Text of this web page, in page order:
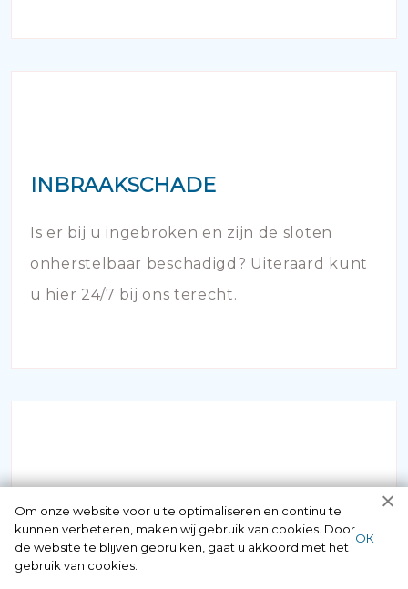
INBRAAKSCHADE
Is er bij u ingebroken en zijn de sloten
onherstelbaar beschadigd? Uiteraard kunt
u hier 24/7 bij ons terecht.
NOODOPENING AUTO
Als u zich in de situatie bevindt dat uw
Om onze website voor u te optimaliseren en continu te
kunnen verbeteren, maken wij gebruik van cookies. Door
de website te blijven gebruiken, gaat u akkoord met het
gebruik van cookies.
ОК